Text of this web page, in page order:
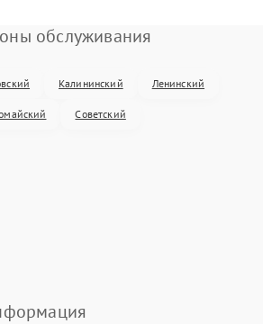
обслуживания
Калининский Ленинский
Советский